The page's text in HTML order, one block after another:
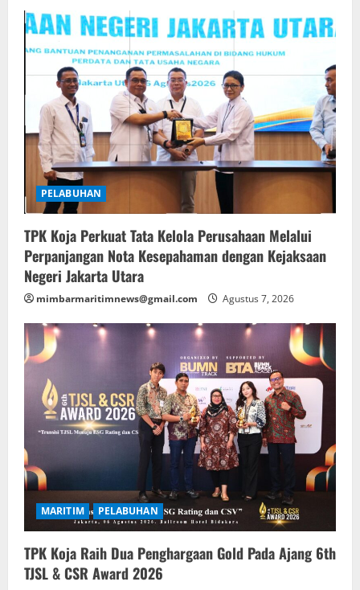
PELABUHAN
TPK Koja Perkuat Tata Kelola Perusahaan Melalui
Perpanjangan Nota Kesepahaman dengan Kejaksaan
Negeri Jakarta Utara
mimbarmaritimnews@gmail.com Agustus 7, 2026
MARITIM PELABUHAN
TPK Koja Raih Dua Penghargaan Gold Pada Ajang 6th
TJSL & CSR Award 2026